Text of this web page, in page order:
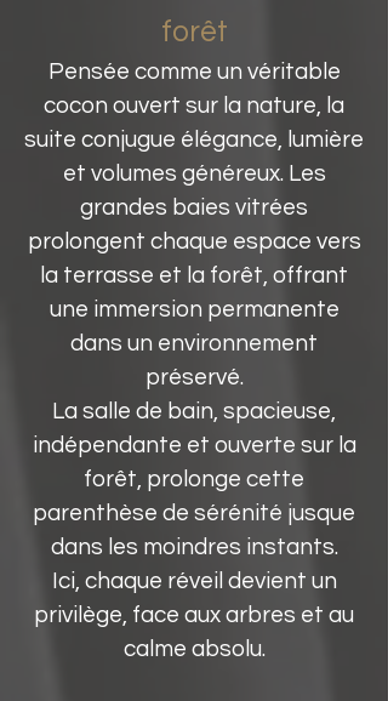
forêt
Pensée comme un véritable
cocon ouvert sur la nature, la
suite conjugue élégance, lumière
et volumes généreux. Les
grandes baies vitrées
prolongent chaque espace vers
la terrasse et la forêt, offrant
une immersion permanente
dans un environnement
préservé.
La salle de bain, spacieuse,
indépendante et ouverte sur la
forêt, prolonge cette
parenthèse de sérénité jusque
dans les moindres instants.
Ici, chaque réveil devient un
privilège, face aux arbres et au
calme absolu.